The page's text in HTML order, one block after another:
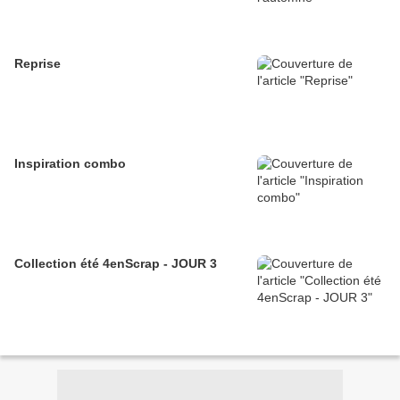
Reprise
Inspiration combo
Collection été 4enScrap - JOUR 3